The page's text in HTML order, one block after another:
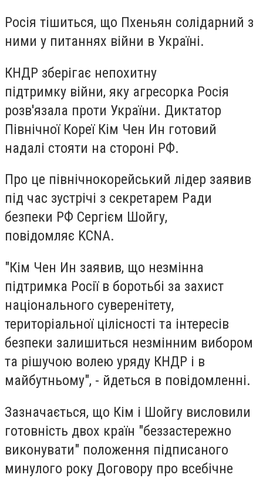
Росія тішиться, що Пхеньян солідарний з
ними у питаннях війни в Україні.
КНДР зберігає непохитну
підтримку війни, яку агресорка Росія
розв'язала проти України. Диктатор
Північної Кореї Кім Чен Ин готовий
надалі стояти на стороні РФ.
Про це північнокорейський лідер заявив
під час зустрічі з секретарем Ради
безпеки РФ Сергієм Шойгу,
повідомляє KCNA.
"Кім Чен Ин заявив, що незмінна
підтримка Росії в боротьбі за захист
національного суверенітету,
територіальної цілісності та інтересів
безпеки залишиться незмінним вибором
та рішучою волею уряду КНДР і в
майбутньому", - йдеться в повідомленні.
Зазначається, що Кім і Шойгу висловили
готовність двох країн "беззастережно
виконувати" положення підписаного
минулого року Договору про всебічне